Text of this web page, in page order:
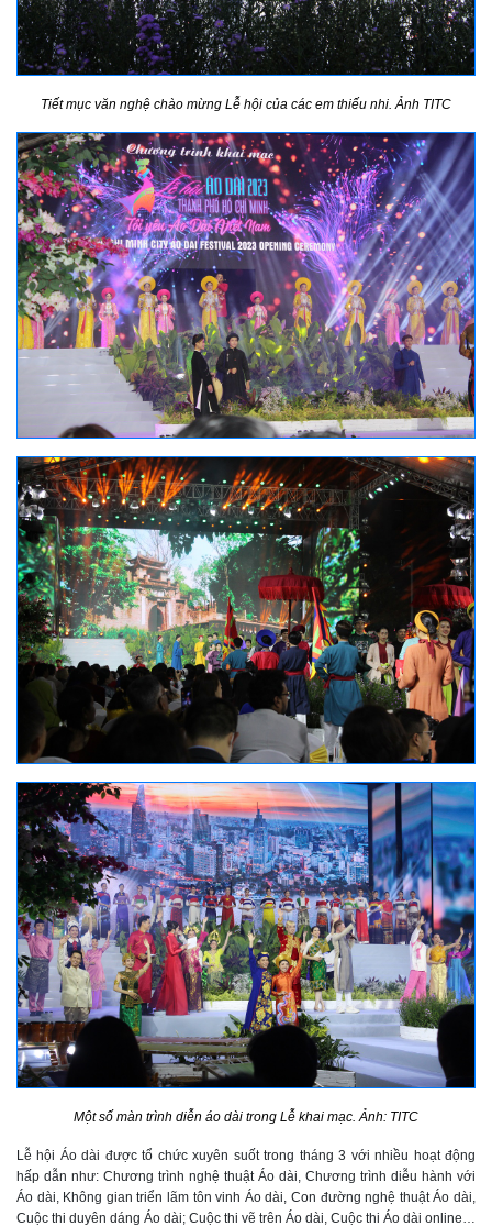
Tiết mục văn nghệ chào mừng Lễ hội của các em thiếu nhi. Ảnh TITC
Một số màn trình diễn áo dài trong Lễ khai mạc. Ảnh: TITC
Lễ hội Áo dài được tổ chức xuyên suốt trong tháng 3 với nhiều hoạt động
hấp dẫn như: Chương trình nghệ thuật Áo dài, Chương trình diễu hành với
Áo dài, Không gian triển lãm tôn vinh Áo dài, Con đường nghệ thuật Áo dài,
Cuộc thi duyên dáng Áo dài; Cuộc thi vẽ trên Áo dài, Cuộc thi Áo dài online…